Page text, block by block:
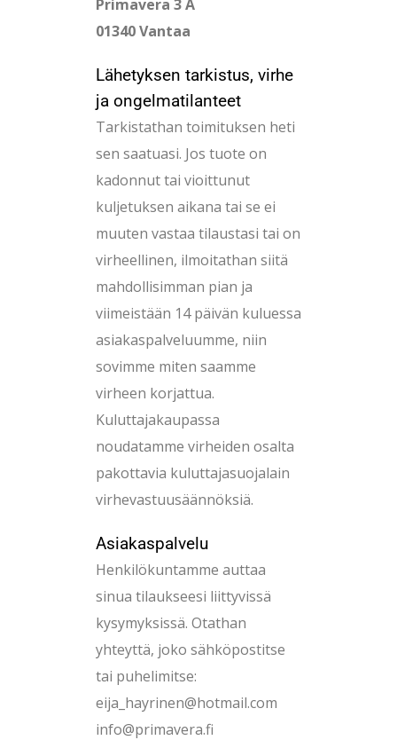
Primavera 3 A
01340 Vantaa
Lähetyksen tarkistus, virhe
ja ongelmatilanteet
Tarkistathan toimituksen heti
sen saatuasi. Jos tuote on
kadonnut tai vioittunut
kuljetuksen aikana tai se ei
muuten vastaa tilaustasi tai on
virheellinen, ilmoitathan siitä
mahdollisimman pian ja
viimeistään 14 päivän kuluessa
asiakaspalveluumme, niin
sovimme miten saamme
virheen korjattua.
Kuluttajakaupassa
noudatamme virheiden osalta
pakottavia kuluttajasuojalain
virhevastuusäännöksiä.
Asiakaspalvelu
Henkilökuntamme auttaa
sinua tilaukseesi liittyvissä
kysymyksissä. Otathan
yhteyttä, joko sähköpostitse
tai puhelimitse:
eija_hayrinen@hotmail.com
info@primavera.fi